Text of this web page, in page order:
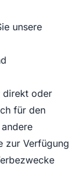
unsere
direkt oder
für den
zur Verfügung